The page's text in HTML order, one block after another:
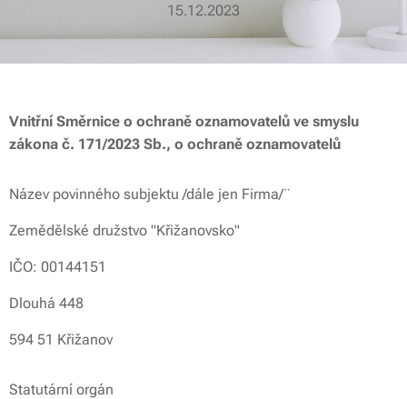
15.12.2023
Vnitřní Směrnice o ochraně oznamovatelů ve smyslu
zákona č. 171/2023 Sb., o ochraně oznamovatelů
Název povinného subjektu /dále jen Firma/¨
Zemědělské družstvo "Křižanovsko"
IČO: 00144151
Dlouhá 448
594 51 Křižanov
Statutární orgán